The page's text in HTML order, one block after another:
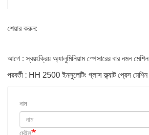
শেয়ার করুন:
আগে : স্বয়ংক্রিয় অ্যালুমিনিয়াম স্পেসারের বার নমন মেশিন
পরবর্তী : HH 2500 ইনসুলেটিং গ্লাস ফ্ল্যাট প্রেস মেশিন
নাম
মেইল